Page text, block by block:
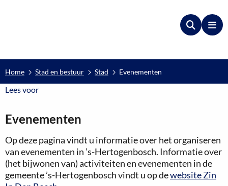
Zoeken
Home Stad en bestuur Stad Evenementen
Lees voorLees voor
Evenementen
Op deze pagina vindt u informatie over het organiseren
van evenementen in ’s-Hertogenbosch. Informatie over
(het bijwonen van) activiteiten en evenementen in de
gemeente ’s-Hertogenbosch vindt u op dewebsite Zin